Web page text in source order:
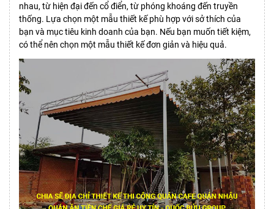
nhau, từ hiện đại đến cổ điển, từ phóng khoáng đến truyền
thống. Lựa chọn một mẫu thiết kế phù hợp với sở thích của
bạn và mục tiêu kinh doanh của bạn. Nếu bạn muốn tiết kiệm,
có thể nên chọn một mẫu thiết kế đơn giản và hiệu quả.